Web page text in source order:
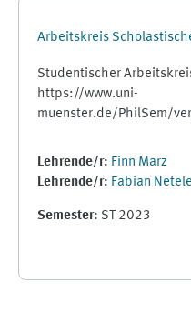
Arbeitskreis
Studentischer
https://www.uni-
muenster.de/PhilSem/
Lehrende/r: Finn Marz
Lehrende/r: Fabian
Semester: ST 2023